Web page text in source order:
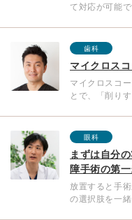
て対応が可能
歯科
マイクロス
マイクロスコ
とで、「削り
眼科
まずは自分
障手術の第
放置すると手
の選択肢を一